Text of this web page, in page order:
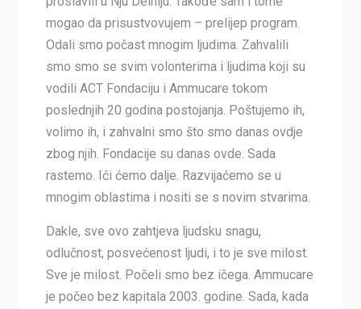
mogao da prisustvovujem – prelijep program.
Odali smo počast mnogim ljudima. Zahvalili
smo smo se svim volonterima i ljudima koji su
vodili ACT Fondaciju i Ammucare tokom
poslednjih 20 godina postojanja. Poštujemo ih,
volimo ih, i zahvalni smo što smo danas ovdje
zbog njih. Fondacije su danas ovde. Sada
rastemo. Ići ćemo dalje. Razvijaćemo se u
mnogim oblastima i nositi se s novim stvarima.
Dakle, sve ovo zahtjeva ljudsku snagu,
odlučnost, posvećenost ljudi, i to je sve milost.
Sve je milost. Počeli smo bez ičega. Ammucare
je počeo bez kapitala 2003. godine. Sada, kada